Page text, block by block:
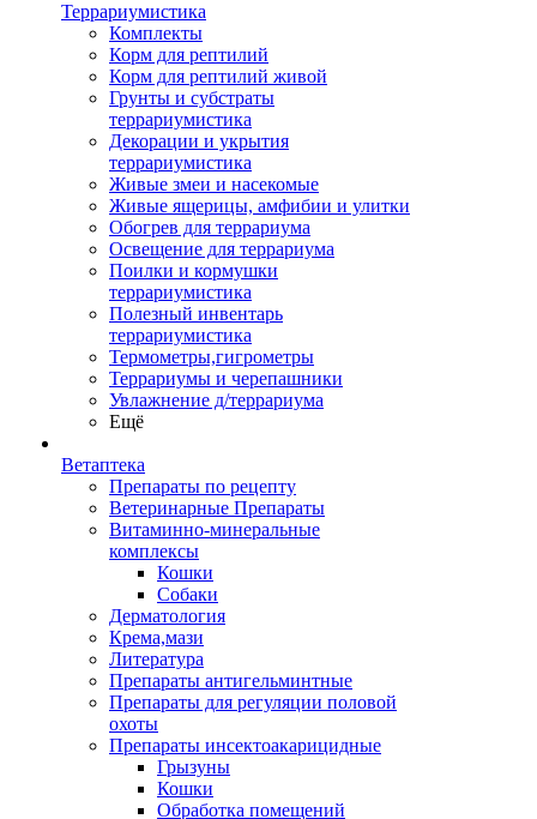
Террариумистика
Комплекты
Корм для рептилий
Корм для рептилий живой
Грунты и субстраты
террариумистика
Декорации и укрытия
террариумистика
Живые змеи и насекомые
Живые ящерицы, амфибии и улитки
Обогрев для террариума
Освещение для террариума
Поилки и кормушки
террариумистика
Полезный инвентарь
террариумистика
Термометры,гигрометры
Террариумы и черепашники
Увлажнение д/террариума
Ещё
Ветаптека
Препараты по рецепту
Ветеринарные Препараты
Витаминно-минеральные
комплексы
Кошки
Собаки
Дерматология
Крема,мази
Литература
Препараты антигельминтные
Препараты для регуляции половой
охоты
Препараты инсектоакарицидные
Грызуны
Кошки
Обработка помещений